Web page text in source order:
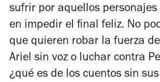
sufrir por aquellos personajes
en impedir el final feliz. No
que quieren robar la fuerza
Ariel sin voz o luchar contra
¿qué es de los cuentos sin